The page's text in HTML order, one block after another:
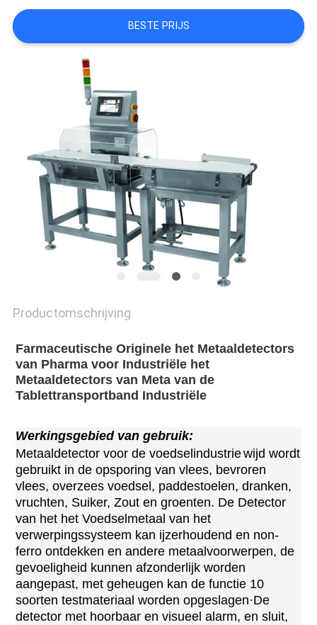
BESTE PRIJS
Productomschrijving
Farmaceutische Originele het Metaaldetectors
van Pharma voor Industriële het
Metaaldetectors van Meta van de
Tablettransportband Industriële
Werkingsgebied van gebruik:
Metaaldetector voor de voedselindustriewijd wordt
gebruikt in de opsporing van vlees, bevroren
vlees, overzees voedsel, paddestoelen, dranken,
vruchten, Suiker, Zout en groenten. De Detector
van het het Voedselmetaal van het
verwerpingssysteem kan ijzerhoudend en non-
ferro ontdekken en andere metaalvoorwerpen, de
gevoeligheid kunnen afzonderlijk worden
aangepast, met geheugen kan de functie 10
soorten testmateriaal worden opgeslagen·De
detector met hoorbaar en visueel alarm, en sluit,